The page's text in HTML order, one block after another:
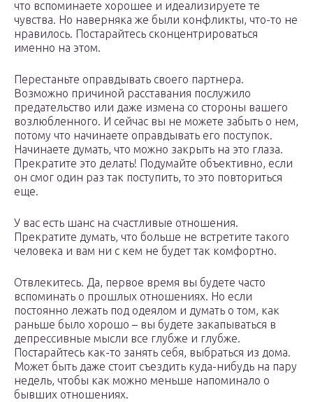
что вспоминаете хорошее и идеализируете те
чувства. Но наверняка же были конфликты, что-то не
нравилось. Постарайтесь сконцентрироваться
именно на этом.
Перестаньте оправдывать своего партнера.
Возможно причиной расставания послужило
предательство или даже измена со стороны вашего
возлюбленного. И сейчас вы не можете забыть о нем,
потому что начинаете оправдывать его поступок.
Начинаете думать, что можно закрыть на это глаза.
Прекратите это делать! Подумайте объективно, если
он смог один раз так поступить, то это повториться
еще.
У вас есть шанс на счастливые отношения.
Прекратите думать, что больше не встретите такого
человека и вам ни с кем не будет так комфортно.
Отвлекитесь. Да, первое время вы будете часто
вспоминать о прошлых отношениях. Но если
постоянно лежать под одеялом и думать о том, как
раньше было хорошо – вы будете закапываться в
депрессивные мысли все глубже и глубже.
Постарайтесь как-то занять себя, выбраться из дома.
Может быть даже стоит съездить куда-нибудь на пару
недель, чтобы как можно меньше напоминало о
бывших отношениях.